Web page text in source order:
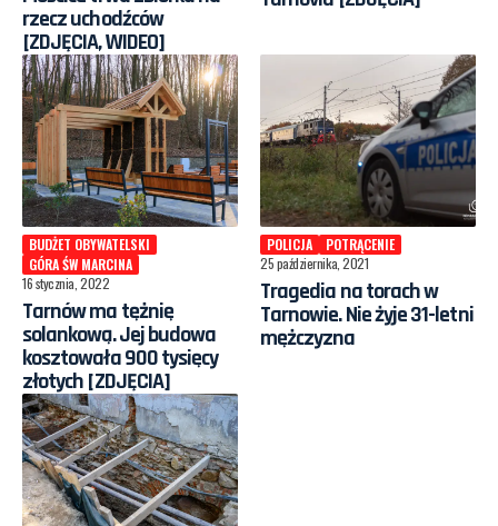
rzecz uchodźców
[ZDJĘCIA, WIDEO]
BUDŻET OBYWATELSKI
GÓRA ŚW MARCINA
16 stycznia, 2022
Tarnów ma tężnię
solankową. Jej budowa
kosztowała 900 tysięcy
złotych [ZDJĘCIA]
POLICJA
POTRĄCENIE
25 października, 2021
Tragedia na torach w
Tarnowie. Nie żyje 31-letni
mężczyzna